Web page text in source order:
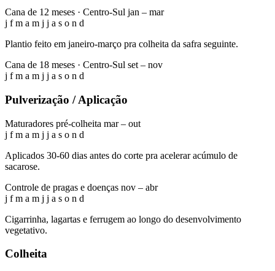
Cana de 12 meses · Centro-Sul jan – mar
j fm a m j j a s o n d
Plantio feito em janeiro-março pra colheita da safra seguinte.
Cana de 18 meses · Centro-Sul set – nov
j fm a m j j a s o n d
Pulverização / Aplicação
Maturadores pré-colheita mar – out
j fm a m j j a s o n d
Aplicados 30-60 dias antes do corte pra acelerar acúmulo de
sacarose.
Controle de pragas e doenças nov – abr
j fm a m j j a s o n d
Cigarrinha, lagartas e ferrugem ao longo do desenvolvimento
vegetativo.
Colheita